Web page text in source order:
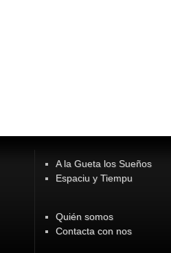
A la Gueta los Sueños
Espaciu y Tiempu
Quién somos
Contacta con nos